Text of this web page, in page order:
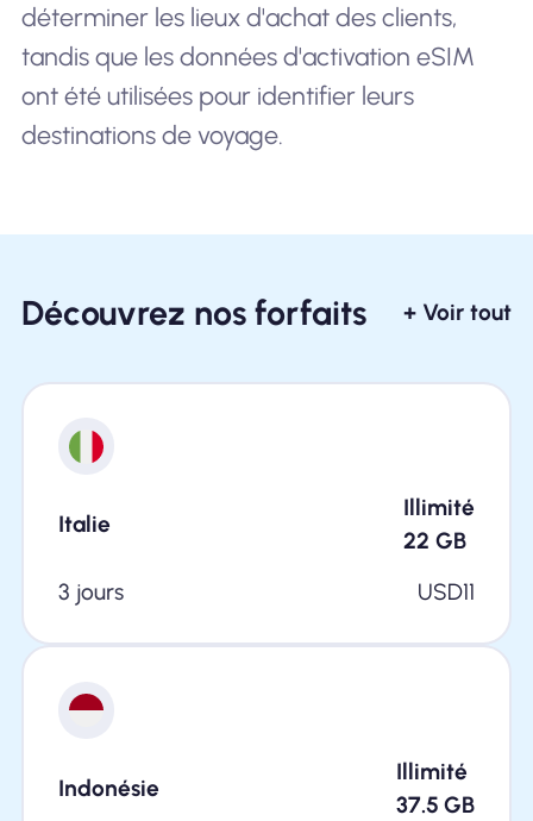
déterminer les lieux d'achat des clients,
tandis que les données d'activation eSIM
ont été utilisées pour identifier leurs
destinations de voyage.
Découvrez nos forfaits + Voir tout
Italie
Illimité
22 GB
3 jours
USD11
Indonésie
Illimité
37.5 GB